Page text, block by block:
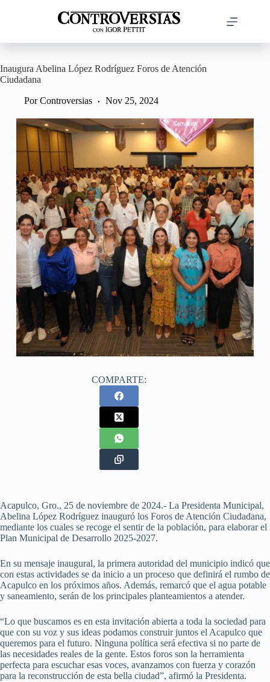
Inaugura Abelina López Rodríguez Foros de Atención
Ciudadana
Por Controversias Nov 25, 2024
COMPARTE:
Acapulco, Gro., 25 de noviembre de 2024.- La Presidenta Municipal,
Abelina López Rodríguez inauguró los Foros de Atención Ciudadana,
mediante los cuales se recoge el sentir de la población, para elaborar el
Plan Municipal de Desarrollo 2025-2027.
En su mensaje inaugural, la primera autoridad del municipio indicó que
con estas actividades se da inicio a un proceso que definirá el rumbo de
Acapulco en los próximos años. Además, remarcó que el agua potable
y saneamiento, serán de los principales planteamientos a atender.
“Lo que buscamos es en esta invitación abierta a toda la sociedad para
que con su voz y sus ideas podamos construir juntos el Acapulco que
queremos para el futuro. Ninguna política será efectiva si no parte de
las necesidades reales de la gente. Estos foros son la herramienta
perfecta para escuchar esas voces, avanzamos con fuerza y corazón
para la reconstrucción de esta bella ciudad”, afirmó la Presidenta.